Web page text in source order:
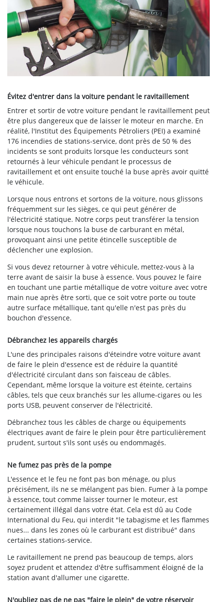
Évitez d'entrer dans la voiture pendant le ravitaillement
Entrer et sortir de votre voiture pendant le ravitaillement peut
être plus dangereux que de laisser le moteur en marche. En
réalité, l'Institut des Équipements Pétroliers (PEI) a examiné
176 incendies de stations-service, dont près de 50 % des
incidents se sont produits lorsque les conducteurs sont
retournés à leur véhicule pendant le processus de
ravitaillement et ont ensuite touché la buse après avoir quitté
le véhicule.
Lorsque nous entrons et sortons de la voiture, nous glissons
fréquemment sur les sièges, ce qui peut générer de
l'électricité statique. Notre corps peut transférer la tension
lorsque nous touchons la buse de carburant en métal,
provoquant ainsi une petite étincelle susceptible de
déclencher une explosion.
Si vous devez retourner à votre véhicule, mettez-vous à la
terre avant de saisir la buse à essence. Vous pouvez le faire
en touchant une partie métallique de votre voiture avec votre
main nue après être sorti, que ce soit votre porte ou toute
autre surface métallique, tant qu'elle n'est pas près du
bouchon d'essence.
Débranchez les appareils chargés
L'une des principales raisons d'éteindre votre voiture avant
de faire le plein d'essence est de réduire la quantité
d'électricité circulant dans son faisceau de câbles.
Cependant, même lorsque la voiture est éteinte, certains
câbles, tels que ceux branchés sur les allume-cigares ou les
ports USB, peuvent conserver de l'électricité.
Débranchez tous les câbles de charge ou équipements
électriques avant de faire le plein pour être particulièrement
prudent, surtout s'ils sont usés ou endommagés.
Ne fumez pas près de la pompe
L'essence et le feu ne font pas bon ménage, ou plus
précisément, ils ne se mélangent pas bien. Fumer à la pompe
à essence, tout comme laisser tourner le moteur, est
certainement illégal dans votre état. Cela est dû au Code
International du Feu, qui interdit "le tabagisme et les flammes
nues... dans les zones où le carburant est distribué" dans
certaines stations-service.
Le ravitaillement ne prend pas beaucoup de temps, alors
soyez prudent et attendez d'être suffisamment éloigné de la
station avant d'allumer une cigarette.
N'oubliez pas de ne pas "faire le plein" de votre réservoir